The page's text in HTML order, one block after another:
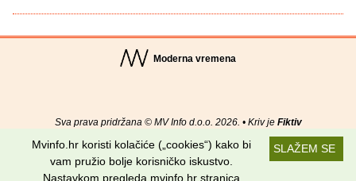
Moderna vremena
Sva prava pridržana © MV Info d.o.o. 2026. • Kriv je Fiktiv
Uvjeti korištenja RSS kanaliSLAŽEM SE
Mvinfo.hr koristi kolačiće („cookies“) kako bi
vam pružio bolje korisničko iskustvo.
Nastavkom pregleda mvinfo.hr stranica